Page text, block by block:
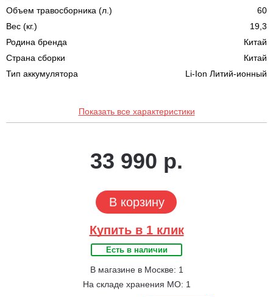
Объем травосборника (л.)
60
Вес (кг.)
19,3
Родина бренда
Китай
Страна сборки
Китай
Тип аккумулятора
Li-Ion Литий-ионный
Показать все характеристики
33 990 р.
В корзину
Купить в 1 клик
Есть в наличии
В магазине в Москве: 1
На складе хранения МО: 1